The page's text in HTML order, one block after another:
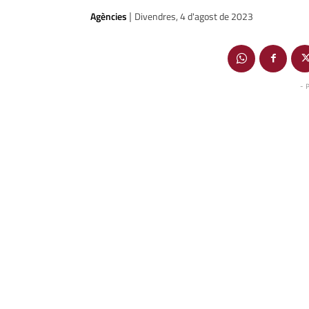
Agències | Divendres, 4 d'agost de 2023
-